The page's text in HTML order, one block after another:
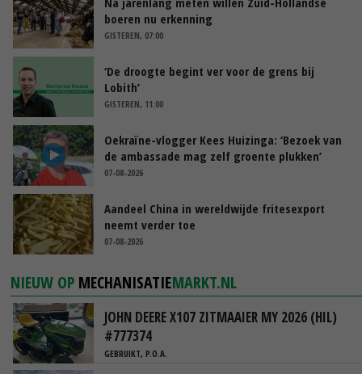
boeren nu erkenning
GISTEREN, 07:00
‘De droogte begint ver voor de grens bij
Lobith’
GISTEREN, 11:00
Oekraïne-vlogger Kees Huizinga: ‘Bezoek van
de ambassade mag zelf groente plukken’
07-08-2026
Aandeel China in wereldwijde fritesexport
neemt verder toe
07-08-2026
NIEUW OP MECHANISATIEMARKT.NL
JOHN DEERE X107 ZITMAAIER MY 2026 (HIL)
#777374
GEBRUIKT, P.O.A.